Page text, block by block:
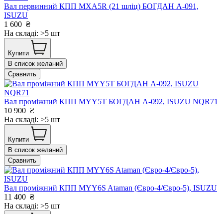
Вал первинний КПП MХА5R (21 шліц) БОГДАН А-091,
ISUZU
1 600 ₴
На складі: >5 шт
Купити
В список желаний
Сравнить
Вал проміжний КПП MYY5T БОГДАН А-092, ISUZU NQR71
10 900 ₴
На складі: >5 шт
Купити
В список желаний
Сравнить
Вал проміжний КПП MYY6S Ataman (Євро-4/Євро-5), ISUZU
11 400 ₴
На складі: >5 шт